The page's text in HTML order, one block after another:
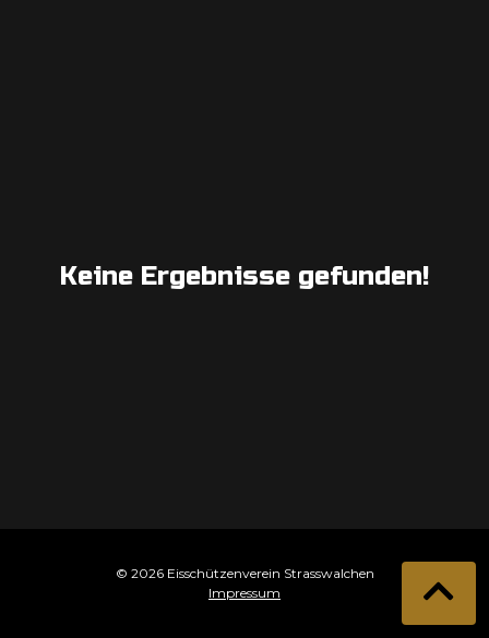
Keine Ergebnisse gefunden!
© 2026 Eisschützenverein Strasswalchen
Impressum